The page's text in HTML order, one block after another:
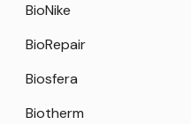
BioNike
BioRepair
Biosfera
Biotherm